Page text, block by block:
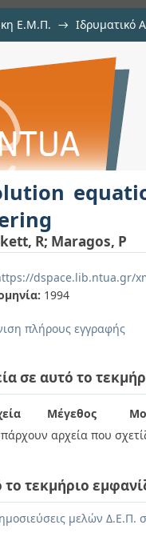
Ε.Μ.Π. → Ιδρυματικό
for
R; Maragos, P
dspace.lib.ntua.gr/
1994
πλήρους εγγραφής
σε αυτό το
Μέγεθος
αρχεία που
το τεκμήριο
μελών Δ.Ε.Π.